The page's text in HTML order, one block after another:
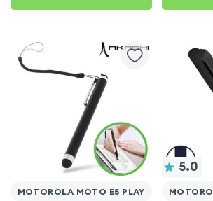
MOTOROLA MOTO E5 PLAY
5.0